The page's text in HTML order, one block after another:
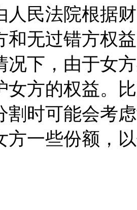
人民法院根据
和无过错方权
况下，由于女
女方的权益。
割时可能会考
方一些份额，